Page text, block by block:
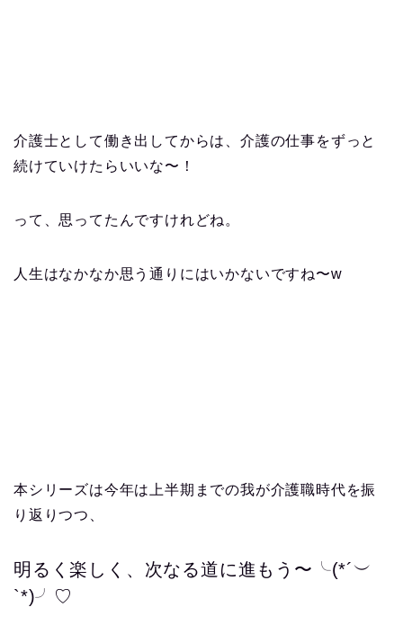
介護士として働き出してからは、介護の仕事をずっと
続けていけたらいいな〜！
って、思ってたんですけれどね。
人生はなかなか思う通りにはいかないですね〜w
本シリーズは今年は上半期までの我が介護職時代を振
り返りつつ、
明るく楽しく、次なる道に進もう〜╰(*´︶
`*)╯♡